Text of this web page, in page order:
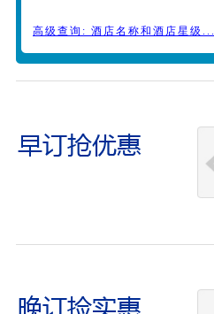
高级查询: 酒店名称和酒店星级...